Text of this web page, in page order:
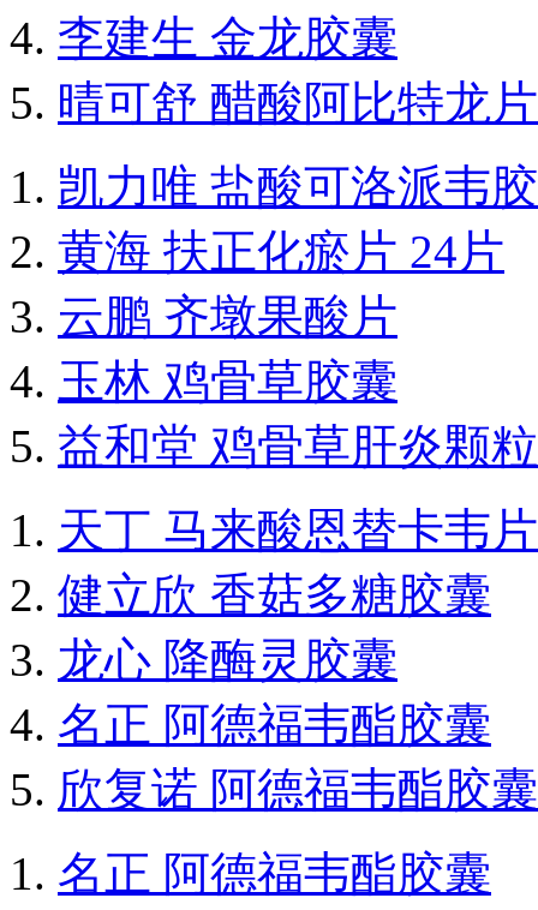
李建生 金龙胶囊
晴可舒 醋酸阿比特龙片
凯力唯 盐酸可洛派韦
黄海 扶正化瘀片 24片
云鹏 齐墩果酸片
玉林 鸡骨草胶囊
益和堂 鸡骨草肝炎颗粒
天丁 马来酸恩替卡韦片
健立欣 香菇多糖胶囊
龙心 降酶灵胶囊
名正 阿德福韦酯胶囊
欣复诺 阿德福韦酯胶囊
名正 阿德福韦酯胶囊